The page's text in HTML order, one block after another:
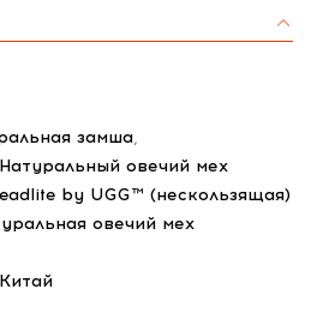
замша,
Натуральный овечий мех
by UGG™ (нескользящая)
овечий мех
Китай